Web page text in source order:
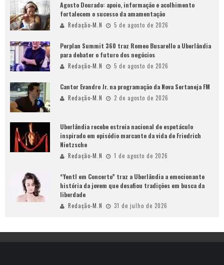
Agosto Dourado: apoio, informação e acolhimento
fortalecem o sucesso da amamentação
Redação-M.N 5 de agosto de 2026
Perplan Summit 360 traz Romeo Busarello a Uberlândia
para debater o futuro dos negócios
Redação-M.N 5 de agosto de 2026
Cantor Evandro Jr. na programação da Nova Sertaneja FM
Redação-M.N 2 de agosto de 2026
Uberlândia recebe estreia nacional de espetáculo
inspirado em episódio marcante da vida de Friedrich
Nietzsche
Redação-M.N 1 de agosto de 2026
“Yentl em Concerto” traz a Uberlândia a emocionante
história da jovem que desafiou tradições em busca da
liberdade
Redação-M.N 31 de julho de 2026